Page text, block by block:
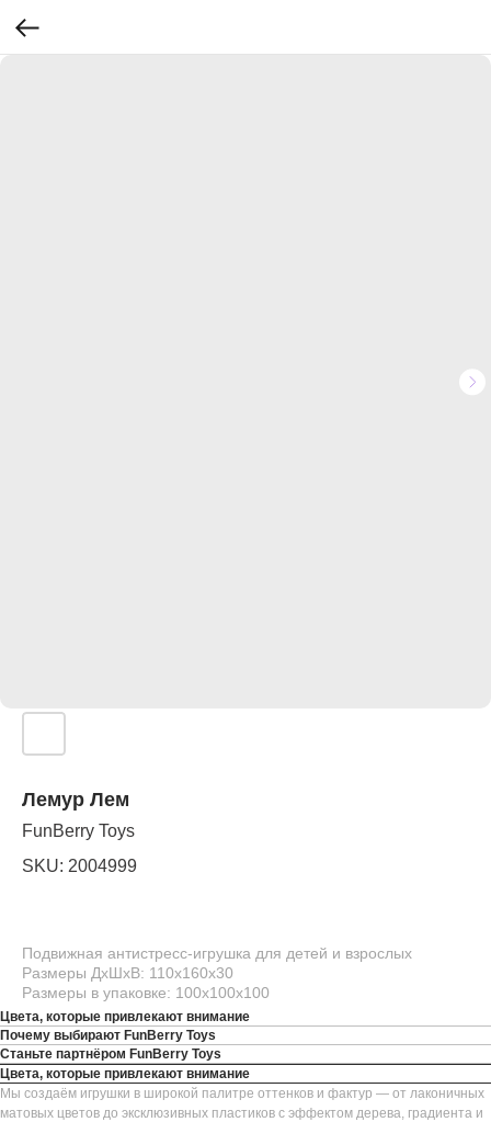
Лемур Лем
FunBerry Toys
SKU: 2004999
Подвижная антистресс-игрушка для детей и взрослых
Размеры ДхШхВ: 110х160х30
Размеры в упаковке: 100х100х100
Цвета, которые привлекают внимание
Почему выбирают FunBerry Toys
Станьте партнёром FunBerry Toys
Цвета, которые привлекают внимание
Мы создаём игрушки в широкой палитре оттенков и фактур — от лаконичных
матовых цветов до эксклюзивных пластиков с эффектом дерева, градиента и